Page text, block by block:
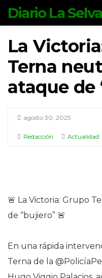
Diario La Selva
La
Terna
ataque de
agosto 30, 2025
Redacción Actualidad
🚨 La Victoria: Grupo
de “bujiero” 🚨
En una rápida
Terna de la